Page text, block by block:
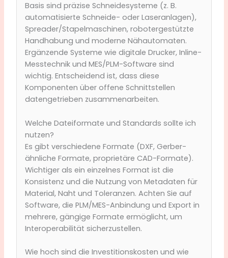
Basis sind präzise Schneidesysteme (z. B.
automatisierte Schneide- oder Laseranlagen),
Spreader/Stapelmaschinen, robotergestützte
Handhabung und moderne Nähautomaten.
Ergänzende Systeme wie digitale Drucker, Inline-
Messtechnik und MES/PLM-Software sind
wichtig. Entscheidend ist, dass diese
Komponenten über offene Schnittstellen
datengetrieben zusammenarbeiten.
Welche Dateiformate und Standards sollte ich
nutzen?
Es gibt verschiedene Formate (DXF, Gerber-
ähnliche Formate, proprietäre CAD-Formate).
Wichtiger als ein einzelnes Format ist die
Konsistenz und die Nutzung von Metadaten für
Material, Naht und Toleranzen. Achten Sie auf
Software, die PLM/MES-Anbindung und Export in
mehrere, gängige Formate ermöglicht, um
Interoperabilität sicherzustellen.
Wie hoch sind die Investitionskosten und wie